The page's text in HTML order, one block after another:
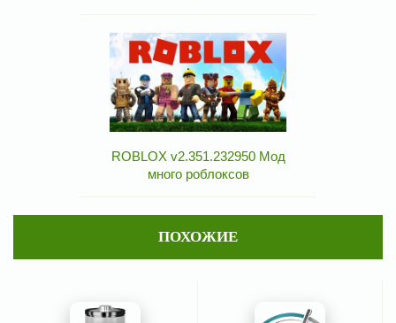
ROBLOX v2.351.232950 Мод
много роблоксов
ПОХОЖИЕ